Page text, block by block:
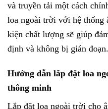
và truyền tải một cách
loa ngoài trời với hệ thống
kiện chất lượng sẽ giúp
định và không bị gián đoạn.
Hướng dẫn lắp đặt loa
thông minh
Lắp đặt loa ngoài trời cho